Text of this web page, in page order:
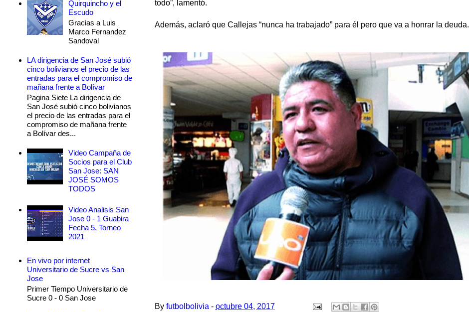
todo”, lamentó.
Además, aclaró que Callejas “nunca ha trabajado” para él pero que va a honrar la deuda.
By futbolbolivia - octubre 04, 2017
Quirquincho y el
Escudo
Gracias a Luis
Marco Fernandez
Sandoval
LA dirigencia de San José subió
cinco bolivianos el precio de las
entradas para el compromiso de
mañana frente a Bolívar
Pagina Siete La dirigencia de
San José subió cinco bolivianos
el precio de las entradas para el
compromiso de mañana frente
a Bolívar des...
Video Campaña de
Socios para el Club
San Jose: SAN
JOSÉ SOMOS
TODOS
Video Analisis San
Jose 0 - 1 Guabira
Fecha 5, Torneo
2021
En vivo por internet
Universitario de Sucre vs San
Jose
Primer Tiempo Universitario de
Sucre 0 - 0 San Jose